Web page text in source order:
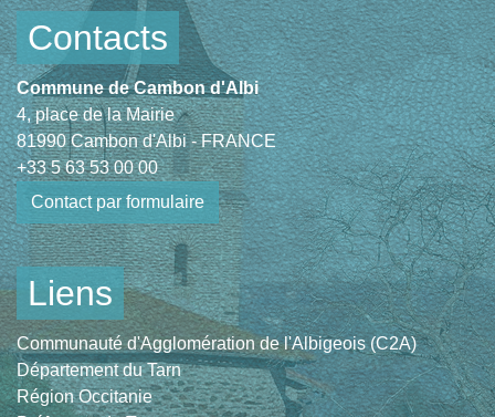
Contacts
Commune de Cambon d'Albi
4, place de la Mairie
81990 Cambon d'Albi - FRANCE
+33 5 63 53 00 00
Contact par formulaire
Liens
Communauté d'Agglomération de l'Albigeois (C2A)
Département du Tarn
Région Occitanie